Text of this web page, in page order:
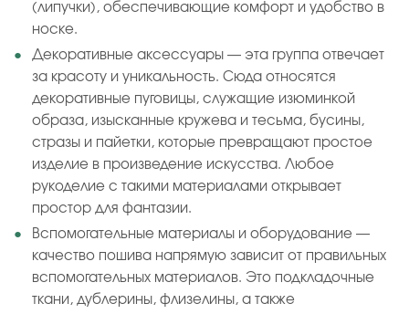
(липучки), обеспечивающие комфорт и удобство в
носке.
Декоративные аксессуары — эта группа отвечает
за красоту и уникальность. Сюда относятся
декоративные пуговицы, служащие изюминкой
образа, изысканные кружева и тесьма, бусины,
стразы и пайетки, которые превращают простое
изделие в произведение искусства. Любое
рукоделие с такими материалами открывает
простор для фантазии.
Вспомогательные материалы и оборудование —
качество пошива напрямую зависит от правильных
вспомогательных материалов. Это подкладочные
ткани, дублерины, флизелины, а также